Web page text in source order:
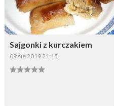
Sajgonki z kurczakiem
09 sie 2019 21:15